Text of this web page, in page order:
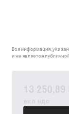
13 250,89
вкл ндс
Вся информация,
и не является